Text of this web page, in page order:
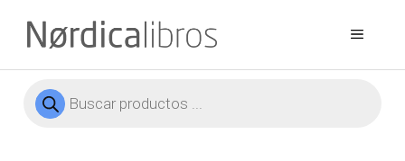
contenido
Menú
Búsqueda
de